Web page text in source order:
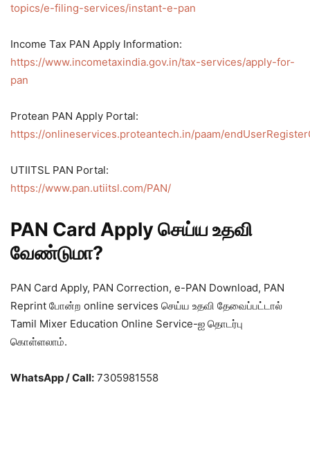
topics/e-filing-services/instant-e-pan
Income Tax PAN Apply Information:
https://www.incometaxindia.gov.in/tax-services/apply-for-
pan
Protean PAN Apply Portal:
https://onlineservices.proteantech.in/paam/
UTIITSL PAN Portal:
https://www.pan.utiitsl.com/PAN/
PAN Card Apply செய்ய உதவி
வேண்டுமா?
PAN Card Apply, PAN Correction, e-PAN Download, PAN
Reprint போன்ற online services செய்ய உதவி தேவைப்பட்டால்
Tamil Mixer Education Online Service-ஐ தொடர்பு
கொள்ளலாம்.
WhatsApp / Call: 7305981558